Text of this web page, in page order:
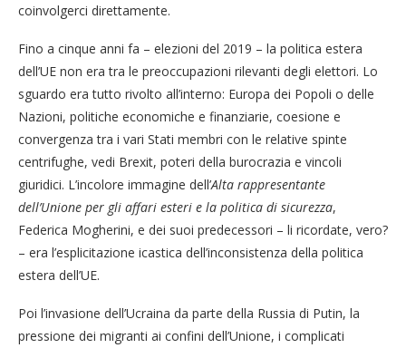
coinvolgerci direttamente.
Fino a cinque anni fa – elezioni del 2019 – la politica estera
dell’UE non era tra le preoccupazioni rilevanti degli elettori. Lo
sguardo era tutto rivolto all’interno: Europa dei Popoli o delle
Nazioni, politiche economiche e finanziarie, coesione e
convergenza tra i vari Stati membri con le relative spinte
centrifughe, vedi Brexit, poteri della burocrazia e vincoli
giuridici. L’incolore immagine dell’Alta rappresentante
dell’Unione per gli affari esteri e la politica di sicurezza,
Federica Mogherini, e dei suoi predecessori – li ricordate, vero?
– era l’esplicitazione icastica dell’inconsistenza della politica
estera dell’UE.
Poi l’invasione dell’Ucraina da parte della Russia di Putin, la
pressione dei migranti ai confini dell’Unione, i complicati